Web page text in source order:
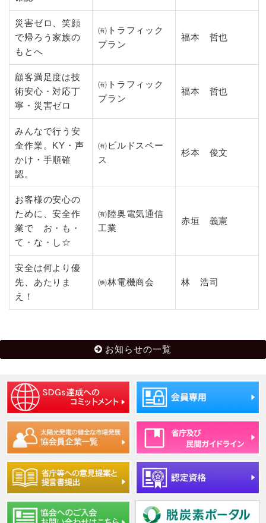
災害ゼロ、笑顔
で帰ろう家族の
もとへ
㈲トラフィック
プラン
福本 哲也
顧客満足度は技
術安心・対応丁
寧・災害ゼロ
㈲トラフィック
プラン
福本 哲也
みんなで行う安
全作業。KY・声
かけ・手順確
認。
㈲ビルドスペー
ス
杉本 俊文
お客様の安心の
ために、安全作
業で お・も・
て・な・し☆
㈲陸奥電気通信
工業
赤垣 義憲
安全は何より優
先、あたりま
え！
㈱林電機商会 林 浩司
お知らせの一覧